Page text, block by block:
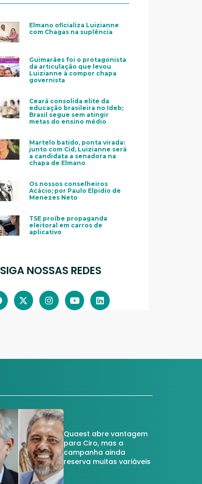
Elmano oficializa Luizianne
com Chagas na suplência
Guimarães foi o protagonista
da articulação que levou
Luizianne à compor chapa
governista
Ceará consolida elite da
educação brasileira no Ideb;
Brasil segue sem atingir
metas do ensino médio
Martelo batido, ponta virada:
junto com Cid, Luizianne será
a candidata a senadora na
chapa de Elmano
Os nossos conselheiros
Acácio; por Paulo Elpidio de
Menezes Neto
TSE proíbe propaganda
eleitoral em carros de
aplicativo
SIGA NOSSAS REDES
Quaest abre vantagem
para Ciro, mas a
campanha ainda
reserva muitas variáveis